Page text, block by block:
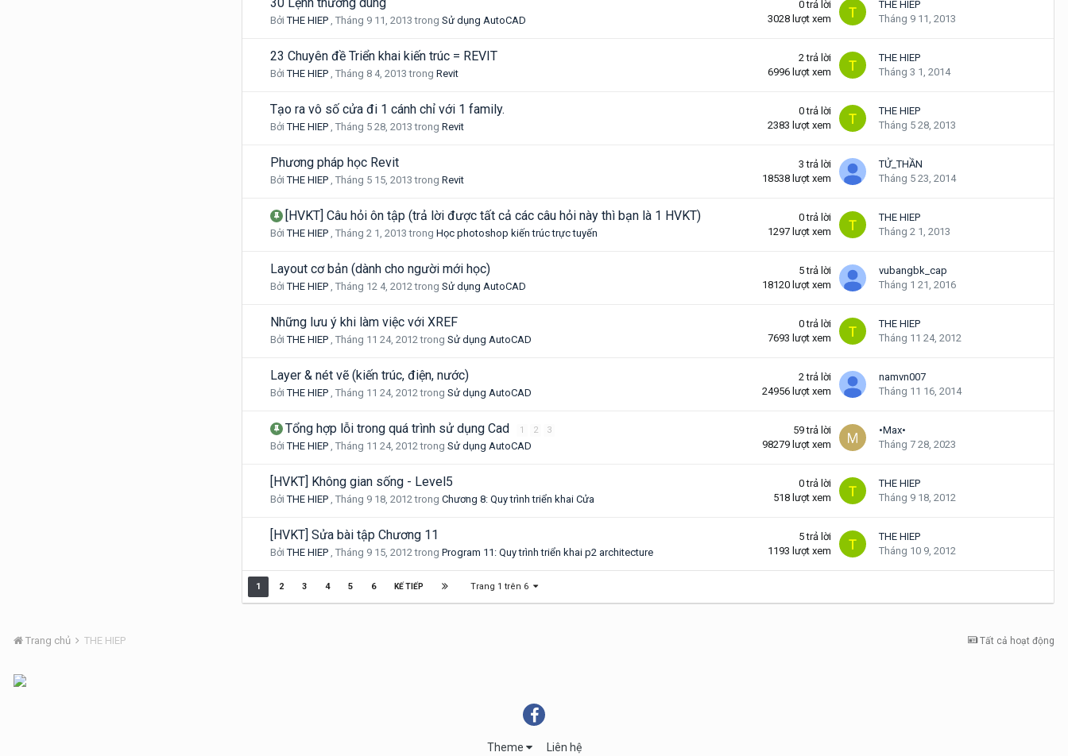
BởiTHE HIEP , Tháng 9 11, 2013trong Sử dụng AutoCAD
0 trả lời
3028 lượt xem
THE HIEP
Tháng 9 11, 2013
23 Chuyên đề Triển khai kiến trúc = REVIT
BởiTHE HIEP , Tháng 8 4, 2013trong Revit
2 trả lời
6996 lượt xem
THE HIEP
Tháng 3 1, 2014
Tạo ra vô số cửa đi 1 cánh chỉ với 1 family.
BởiTHE HIEP , Tháng 5 28, 2013trong Revit
0 trả lời
2383 lượt xem
THE HIEP
Tháng 5 28, 2013
Phương pháp học Revit
BởiTHE HIEP , Tháng 5 15, 2013trong Revit
3 trả lời
18538 lượt xem
TỬ_THẦN
Tháng 5 23, 2014
[HVKT] Câu hỏi ôn tập (trả lời được tất cả các câu hỏi này thì bạn là 1 HVKT)
BởiTHE HIEP , Tháng 2 1, 2013trong Học photoshop kiến ​​trúc trực tuyến
0 trả lời
1297 lượt xem
THE HIEP
Tháng 2 1, 2013
Layout cơ bản (dành cho người mới học)
BởiTHE HIEP , Tháng 12 4, 2012trong Sử dụng AutoCAD
5 trả lời
18120 lượt xem
vubangbk_cap
Tháng 1 21, 2016
Những lưu ý khi làm việc với XREF
BởiTHE HIEP , Tháng 11 24, 2012trong Sử dụng AutoCAD
0 trả lời
7693 lượt xem
THE HIEP
Tháng 11 24, 2012
Layer & nét vẽ (kiến trúc, điện, nước)
BởiTHE HIEP , Tháng 11 24, 2012trong Sử dụng AutoCAD
2 trả lời
24956 lượt xem
namvn007
Tháng 11 16, 2014
Tổng hợp lỗi trong quá trình sử dụng Cad 1 2 3
BởiTHE HIEP , Tháng 11 24, 2012trong Sử dụng AutoCAD
59 trả lời
98279 lượt xem
•Max•
Tháng 7 28, 2023
[HVKT] Không gian sống - Level5
BởiTHE HIEP , Tháng 9 18, 2012trong Chương 8: Quy trình triển khai Cửa
0 trả lời
518 lượt xem
THE HIEP
Tháng 9 18, 2012
[HVKT] Sửa bài tập Chương 11
BởiTHE HIEP , Tháng 9 15, 2012trong Program 11: Quy trình triển khai p2 architecture
5 trả lời
1193 lượt xem
THE HIEP
Tháng 10 9, 2012
1 2 3 4 5 6 KẾ TIẾP Trang 1 trên 6
Tất cả hoạt động
Trang chủ THE HIEP
Theme Liên hệ